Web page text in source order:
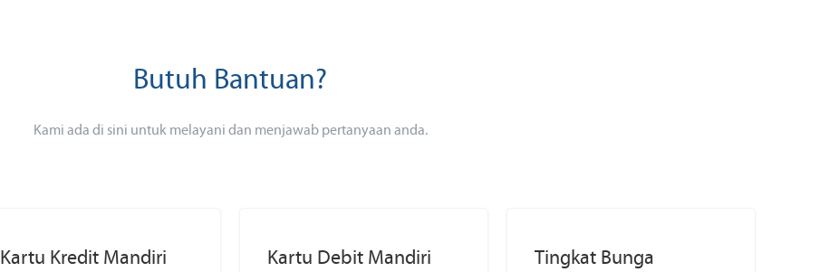
Butuh Bantuan?
Kami ada di sini untuk melayani dan menjawab pertanyaan anda.
Kartu Kredit Mandiri Kartu Debit Mandiri Tingkat Bunga